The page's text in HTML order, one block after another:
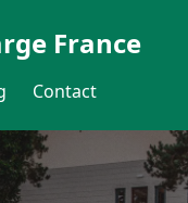
France
Contact